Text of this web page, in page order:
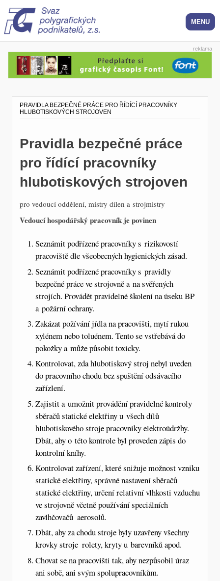
reklama
PRAVIDLA BEZPEČNÉ PRÁCE PRO ŘÍDÍCÍ PRACOVNÍKY
HLUBOTISKOVÝCH STROJOVEN
Pravidla bezpečné práce
pro řídící pracovníky
hlubotiskových strojoven
pro vedoucí oddělení, mistry dílen a strojmistry
Vedoucí hospodářský pracovník je povinen
Seznámit podřízené pracovníky s rizikovostí
pracoviště dle všeobecných hygienických zásad.
Seznámit podřízené pracovníky s pravidly
bezpečné práce ve strojovně a na svěřených
strojích. Provádět pravidelné školení na úseku BP
a požární ochrany.
Zakázat požívání jídla na pracovišti, mytí rukou
xylénem nebo toluénem. Tento se vstřebává do
pokožky a může působit toxicky.
Kontrolovat, zda hlubotiskový stroj nebyl uveden
do pracovního chodu bez spuštění odsávacího
zařízlení.
Zajistit a umožnit provádění pravidelné kontroly
sběračů statické elektřiny u všech dílů
hlubotiskového stroje pracovníky elektroúdržby.
Dbát, aby o této kontrole byl proveden zápis do
kontrolní kníhy.
Kontrolovat zařízení, které snižuje možnost vzniku
statické elektřiny, správné nastavení sběračů
statické elektřiny, určení relativní vlhkosti vzduchu
ve strojovně včetně používání speciálních
zavlhčovačů  aerosolů.
Dbát, aby za chodu stroje byly uzavřeny všechny
krovky stroje  rolety, kryty u barevníků apod.
Chovat se na pracovišti tak, aby nezpůsobil úraz
ani sobě, ani svým spolupracovníkům.